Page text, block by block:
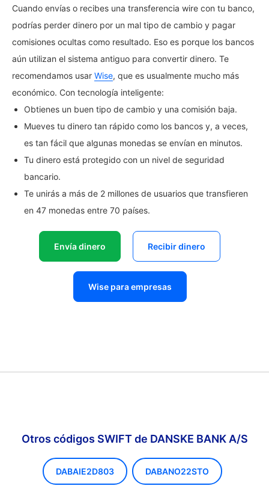
Cuando envías o recibes una transferencia wire con tu banco,
podrías perder dinero por un mal tipo de cambio y pagar
comisiones ocultas como resultado. Eso es porque los bancos
aún utilizan el sistema antiguo para convertir dinero. Te
recomendamos usar Wise, que es usualmente mucho más
económico. Con tecnología inteligente:
Obtienes un buen tipo de cambio y una comisión baja.
Mueves tu dinero tan rápido como los bancos y, a veces,
es tan fácil que algunas monedas se envían en minutos.
Tu dinero está protegido con un nivel de seguridad
bancario.
Te unirás a más de 2 millones de usuarios que transfieren
en 47 monedas entre 70 países.
Envía dinero Recibir dinero
Wise para empresas
Otros códigos SWIFT de DANSKE BANK A/S
DABAIE2D803 DABANO22STO